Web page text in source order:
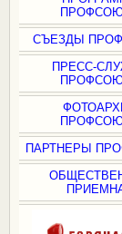
СЪЕЗДЫ
ПРЕСС-
ПАРТНЕРЫ